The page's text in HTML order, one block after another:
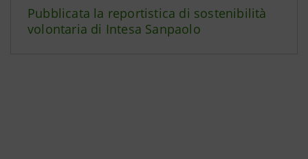
Pubblicata la reportistica di sostenibilità
volontaria di Intesa Sanpaolo